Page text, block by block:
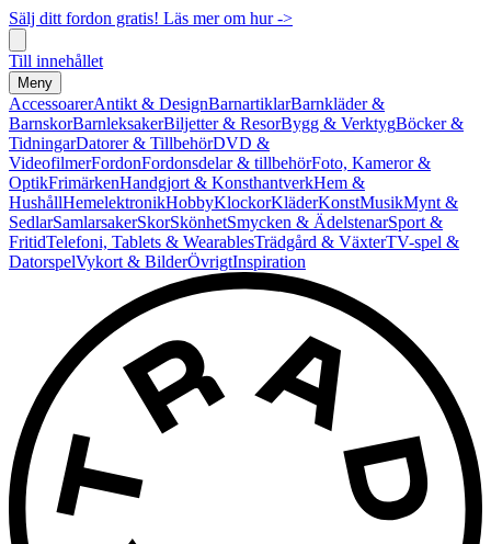
Sälj ditt fordon gratis! Läs mer om hur ->
Till innehållet
Meny
AccessoarerAntikt & DesignBarnartiklarBarnkläder &
BarnskorBarnleksakerBiljetter & ResorBygg & VerktygBöcker &
TidningarDatorer & TillbehörDVD &
VideofilmerFordonFordonsdelar & tillbehörFoto, Kameror &
OptikFrimärkenHandgjort & KonsthantverkHem &
HushållHemelektronikHobbyKlockorKläderKonstMusikMynt &
SedlarSamlarsakerSkorSkönhetSmycken & ÄdelstenarSport &
FritidTelefoni, Tablets & WearablesTrädgård & VäxterTV-spel &
DatorspelVykort & BilderÖvrigtInspiration